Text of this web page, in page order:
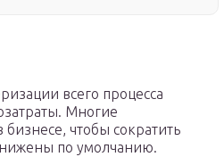
всего процесса
Многие
чтобы сократить
по умолчанию.